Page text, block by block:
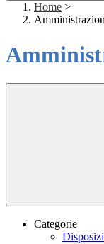
Home >
Categorie